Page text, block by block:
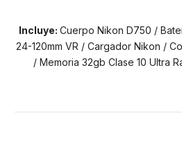
Incluye: Cuerpo Nikon D750 /
24-120mm VR / Cargador Nikon /
/ Memoria 32gb Clase 10 Ultra